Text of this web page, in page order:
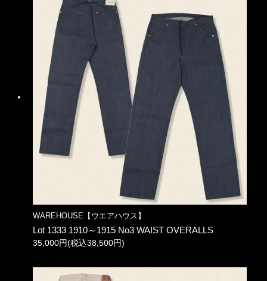
WAREHOUSE【ウエアハウス】
Lot 1333 1910～1915 No3 WAIST OVERALLS
35,000円(税込38,500円)